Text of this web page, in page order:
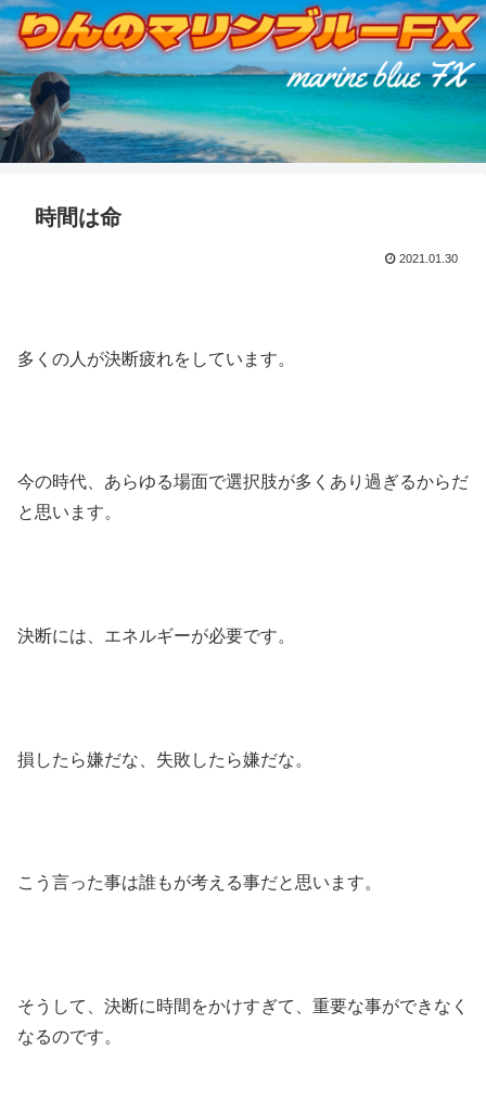
時間は命
2021.01.30
多くの人が決断疲れをしています。
今の時代、あらゆる場面で選択肢が多くあり過ぎるからだ
と思います。
決断には、エネルギーが必要です。
損したら嫌だな、失敗したら嫌だな。
こう言った事は誰もが考える事だと思います。
そうして、決断に時間をかけすぎて、重要な事ができなく
なるのです。